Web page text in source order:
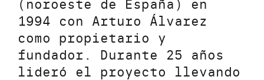
(noroeste de España) en
1994 con Arturo Álvarez
como propietario y
fundador. Durante 25 años
lideró el proyecto llevando